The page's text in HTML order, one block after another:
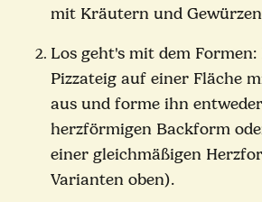
mit Kräutern und
Los geht's mit dem
Pizzateig auf einer Fläche
aus und forme ihn
herzförmigen Backform
einer gleichmäßigen
Varianten oben).